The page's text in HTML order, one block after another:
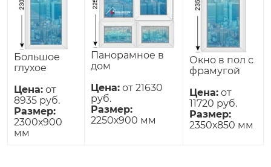
Большое
глухое
Цена: от
8935 руб.
Размер:
2300х900
мм
Панорамное в
дом
Цена: от 21630
руб.
Размер:
2250х900 мм
Окно в пол с
фрамугой
Цена: от
11720 руб.
Размер:
2350х850 мм